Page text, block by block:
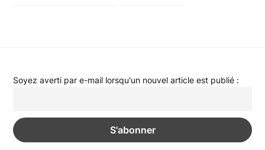
Soyez averti par e-mail lorsqu'un nouvel article est publié :